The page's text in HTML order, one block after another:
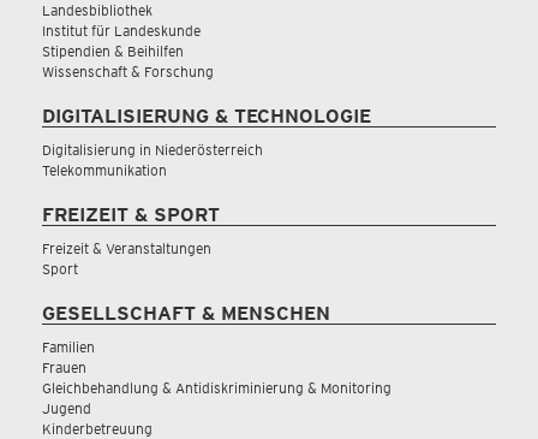
Landesbibliothek
Institut für Landeskunde
Stipendien & Beihilfen
Wissenschaft & Forschung
DIGITALISIERUNG & TECHNOLOGIE
Digitalisierung in Niederösterreich
Telekommunikation
FREIZEIT & SPORT
Freizeit & Veranstaltungen
Sport
GESELLSCHAFT & MENSCHEN
Familien
Frauen
Gleichbehandlung & Antidiskriminierung & Monitoring
Jugend
Kinderbetreuung